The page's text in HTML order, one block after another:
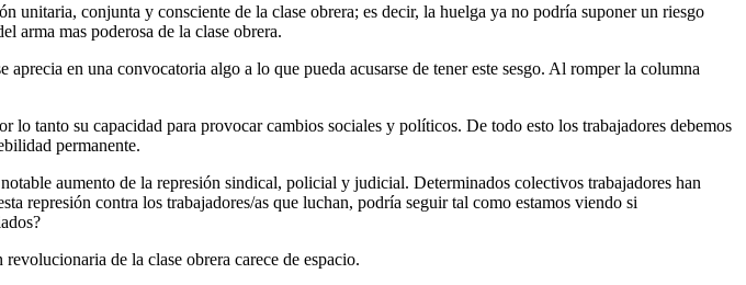
conjunta y consciente de la clase obrera; es decir, la huelga ya no podría suponer un riesgo
arma mas poderosa de la clase obrera.
en una convocatoria algo a lo que pueda acusarse de tener este sesgo. Al romper la columna
tanto su capacidad para provocar cambios sociales y políticos. De todo esto los trabajadores debemos
permanente.
aumento de la represión sindical, policial y judicial. Determinados colectivos trabajadores han
represión contra los trabajadores/as que luchan, podría seguir tal como estamos viendo si
de la clase obrera carece de espacio.